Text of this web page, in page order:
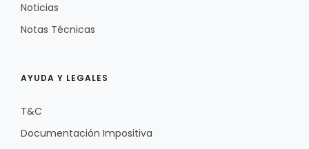
Noticias
Notas Técnicas
AYUDA Y LEGALES
T&C
Documentación Impositiva